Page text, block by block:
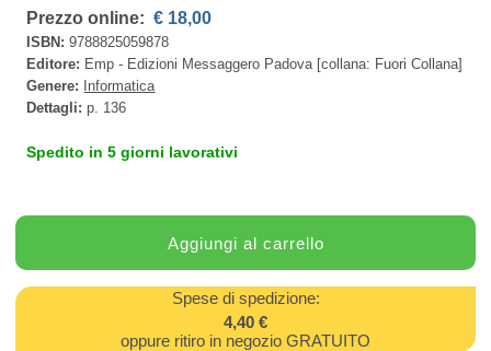
Prezzo online: € 18,00
ISBN:9788825059878
Editore: Emp - Edizioni Messaggero Padova [collana: Fuori Collana]
Genere:
Informatica
Dettagli:p. 136
Spedito in 5 giorni lavorativi
Spese di spedizione:
4,40 €
oppure ritiro in negozio GRATUITO